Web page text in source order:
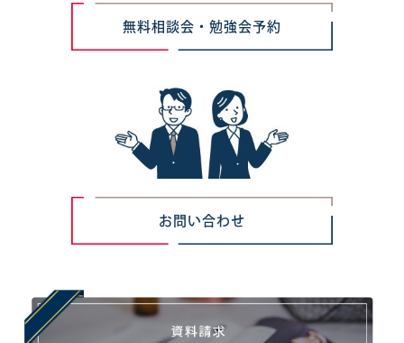
無料相談会・勉強会予約
お問い合わせ